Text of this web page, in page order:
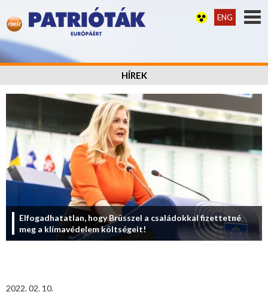
ENG
HÍREK
Elfogadhatatlan, hogy Brüsszel a családokkal fizettetné
meg a klímavédelem költségeit!
2022. 02. 10.